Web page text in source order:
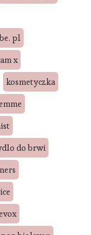
pl
x
kosmetyczka
do brwi